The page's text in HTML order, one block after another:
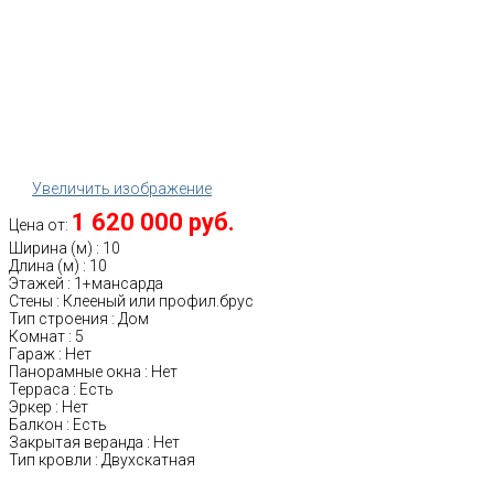
Увеличить изображение
Цена от: 1 620 000 руб.
Ширина (м) : 10
Длина (м) : 10
Этажей : 1+мансарда
Стены : Клееный или профил.брус
Тип строения : Дом
Комнат : 5
Гараж : Нет
Панорамные окна : Нет
Терраса : Есть
Эркер : Нет
Балкон : Есть
Закрытая веранда : Нет
Тип кровли : Двухскатная